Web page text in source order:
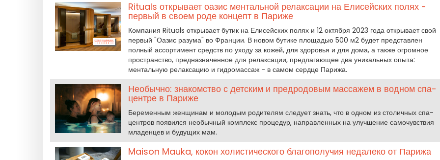
Rituals открывает оазис ментальной релаксации на Елисейских полях -
первый в своем роде концепт в Париже
Компания Rituals открывает бутик на Елисейских полях и 12 октября 2023 года открывает свой
первый "Оазис разума" во Франции. В новом бутике площадью 500 м2 будет представлен
полный ассортимент средств по уходу за кожей, для здоровья и для дома, а также огромное
пространство, предназначенное для релаксации, предлагающее два уникальных опыта:
ментальную релаксацию и гидромассаж - в самом сердце Парижа.
Необычно: знакомство с детским и предродовым массажем в водном спа-
центре в Париже
Беременным женщинам и молодым родителям следует знать, что в одном из столичных спа-
центров появился необычный комплекс процедур, направленных на улучшение самочувствия
младенцев и будущих мам.
Maison Mauka, кокон холистического благополучия недалеко от Парижа